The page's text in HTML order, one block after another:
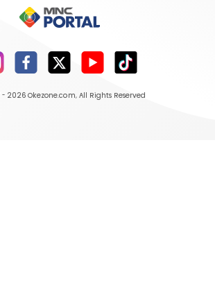
- 2026 Okezone.com, All Rights Reserved